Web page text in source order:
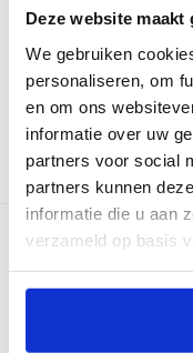
Deze website
We gebruiken
personaliseren, om
en om ons
informatie over uw
partners voor social
partners kunnen
informatie die u aan
verzameld op basis
Maak kennis met de
partner voor je
aanmaakblokjes zijn
gemaakt van
voor jou, maar ook
paraffine, waardoor je
barbecue. Elke
Bekijk dit product